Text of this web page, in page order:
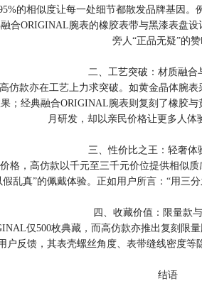
的相似度让每一处细节都散发品牌基因
合ORIGINAL腕表的橡胶表带与黑漆表盘
旁人“正品无疑”的
二、工艺突破：材质融合
仿款亦在工艺上力求突破。如黄金晶体腕
；经典融合ORIGINAL腕表则复刻了橡胶
月研发，却以亲民价格让更多人体
三、性价比之王：轻奢体
格，高仿款以千元至三千元价位提供相似
假乱真”的佩戴体验。正如用户所言：“用三
四、收藏价值：限量款
仅500枚典藏，而高仿款亦推出复刻限
户反馈，其表壳螺丝角度、表带缝线密度等
结语